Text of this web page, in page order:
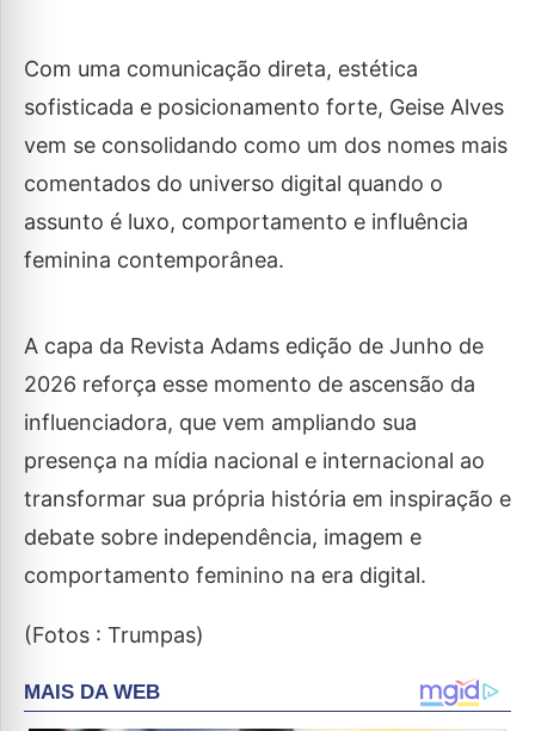
Com uma comunicação direta, estética
sofisticada e posicionamento forte, Geise Alves
vem se consolidando como um dos nomes mais
comentados do universo digital quando o
assunto é luxo, comportamento e influência
feminina contemporânea.
A capa da Revista Adams edição de Junho de
2026 reforça esse momento de ascensão da
influenciadora, que vem ampliando sua
presença na mídia nacional e internacional ao
transformar sua própria história em inspiração e
debate sobre independência, imagem e
comportamento feminino na era digital.
(Fotos : Trumpas)